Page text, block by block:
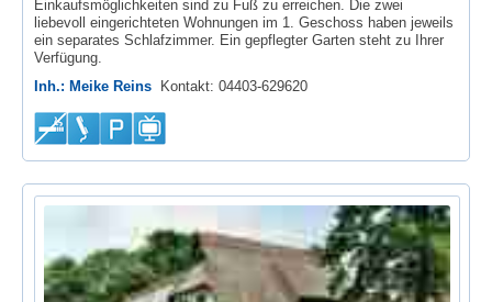
Einkaufsmöglichkeiten sind zu Fuß zu erreichen. Die zwei
liebevoll eingerichteten Wohnungen im 1. Geschoss haben jeweils
ein separates Schlafzimmer. Ein gepflegter Garten steht zu Ihrer
Verfügung.
Inh.: Meike Reins Kontakt: 04403-629620